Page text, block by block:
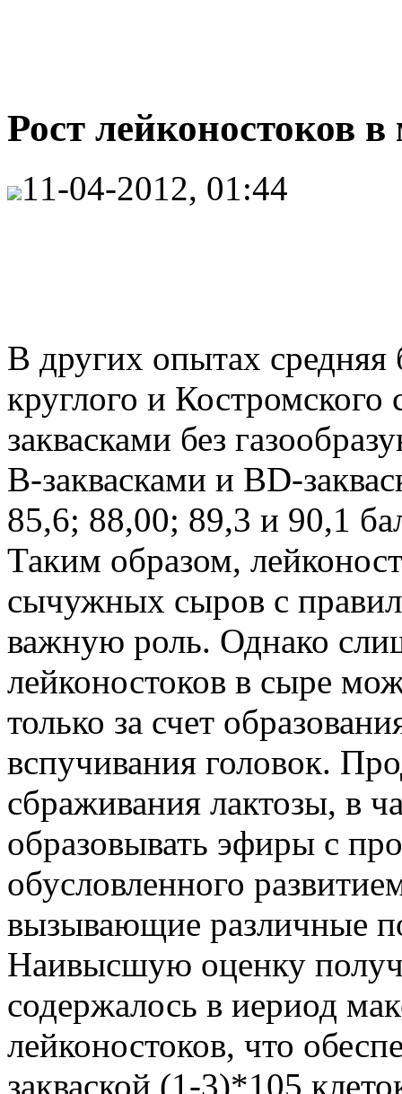
Рост лейконостоков
11-04-2012, 01:44
В других опытах средняя
круглого и
заквасками без
В-заквасками и BD-
85,6; 88,00; 89,3 и 90,1
Таким образом,
сычужных сыров с
важную роль. Однако
лейконостоков в сыре
только за счет
вспучивания головок.
сбраживания лактозы, в
образовывать эфиры с
обусловленного
вызывающие различные
Наивысшую оценку
содержалось в иериод
лейконостоков, что
закваской (1-3)*105